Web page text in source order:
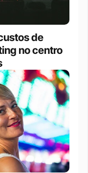
de
no centro